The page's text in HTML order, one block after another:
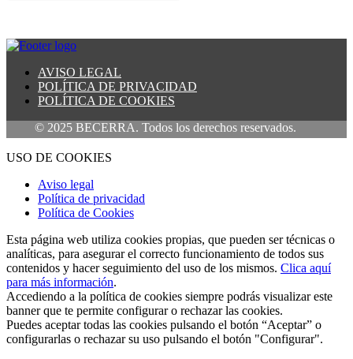
AVISO LEGAL
POLÍTICA DE PRIVACIDAD
POLÍTICA DE COOKIES
© 2025 BECERRA. Todos los derechos reservados.
USO DE COOKIES
Aviso legal
Política de privacidad
Política de Cookies
Esta página web utiliza cookies propias, que pueden ser técnicas o
analíticas, para asegurar el correcto funcionamiento de todos sus
contenidos y hacer seguimiento del uso de los mismos. Clica aquí
para más información.
Accediendo a la política de cookies siempre podrás visualizar este
banner que te permite configurar o rechazar las cookies.
Puedes aceptar todas las cookies pulsando el botón “Aceptar” o
configurarlas o rechazar su uso pulsando el botón "Configurar".